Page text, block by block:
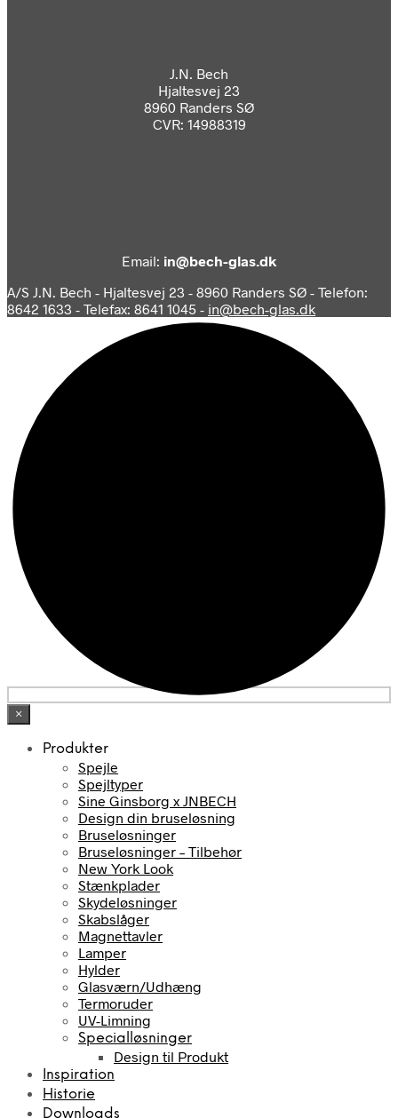
J.N. Bech
Hjaltesvej 23
8960 Randers SØ
CVR: 14988319
Email: in@bech-glas.dk
A/S J.N. Bech - Hjaltesvej 23 - 8960 Randers SØ - Telefon:
8642 1633 - Telefax: 8641 1045 - in@bech-glas.dk
×
Produkter
Spejle
Spejltyper
Sine Ginsborg x JNBECH
Design din bruseløsning
Bruseløsninger
Bruseløsninger – Tilbehør
New York Look
Stænkplader
Skydeløsninger
Skabslåger
Magnettavler
Lamper
Hylder
Glasværn/Udhæng
Termoruder
UV-Limning
Specialløsninger
Design til Produkt
Inspiration
Historie
Downloads